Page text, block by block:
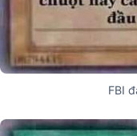
FBI